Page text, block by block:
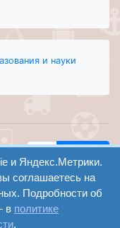
и науки
Версия
сайта для
слабовидящих
и Яндекс.Метрики.
соглашаетесь на
Подробности об
в политике
.